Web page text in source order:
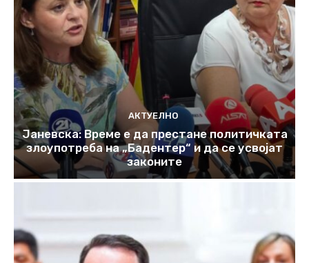
АКТУЕЛНО
Јаневска: Време е да престане политичката
злоупотреба на „Бадентер“ и да се усвојат
законите